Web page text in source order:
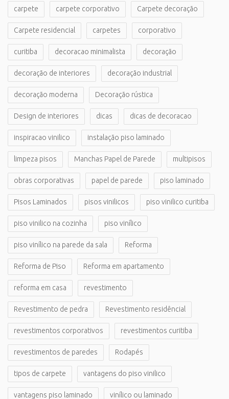
carpete carpete corporativo Carpete decoração
Carpete residencial carpetes corporativo
curitiba decoracao minimalista decoração
decoração de interiores decoração industrial
decoração moderna Decoração rústica
Design de interiores dicas dicas de decoracao
inspiracao vinilico instalação piso laminado
limpeza pisos Manchas Papel de Parede multipisos
obras corporativas papel de parede piso laminado
Pisos Laminados pisos vinilicos piso vinilico curitiba
piso vinilico na cozinha piso vinílico
piso vinílico na parede da sala Reforma
Reforma de Piso Reforma em apartamento
reforma em casa revestimento
Revestimento de pedra Revestimento residêncial
revestimentos corporativos revestimentos curitiba
revestimentos de paredes Rodapés
tipos de carpete vantagens do piso vinilico
vantagens piso laminado vinílico ou laminado